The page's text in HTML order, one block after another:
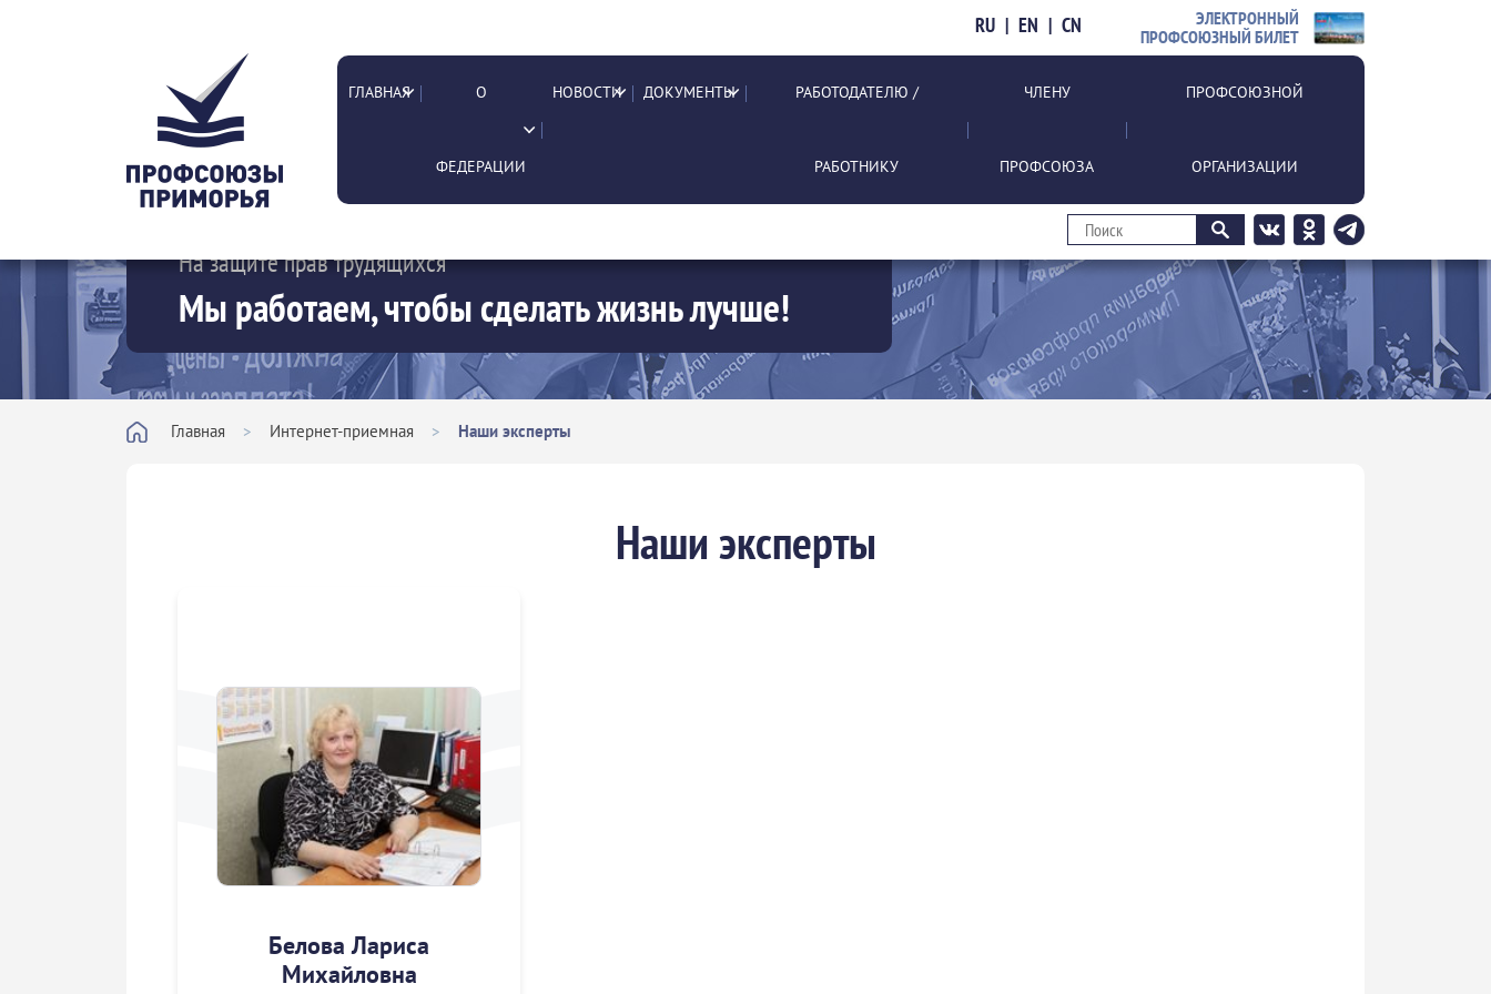
RU | EN | CN
ЭЛЕКТРОННЫЙ
ПРОФСОЮЗНЫЙ БИЛЕТ
ГЛАВНАЯ О
ФЕДЕРАЦИИ
НОВОСТИ ДОКУМЕНТЫ РАБОТОДАТЕЛЮ /
РАБОТНИКУ
ЧЛЕНУ
ПРОФСОЮЗА
ПРОФСОЮЗНОЙ
ОРГАНИЗАЦИИ
На защите прав трудящихся
Мы работаем, чтобы сделать жизнь лучше!
Главная > Интернет-приемная > Наши эксперты
Наши эксперты
Белова Лариса
Михайловна